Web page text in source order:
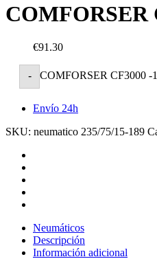
COMFORSER
€91.30
- COMFORSER CF3000 -
Envío 24h
SKU: neumatico 235/75/15-189
Neumáticos
Descripción
Información adicional